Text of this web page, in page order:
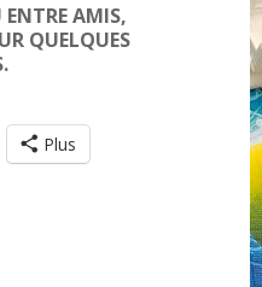
ENTRE AMIS,
QUELQUES
Plus